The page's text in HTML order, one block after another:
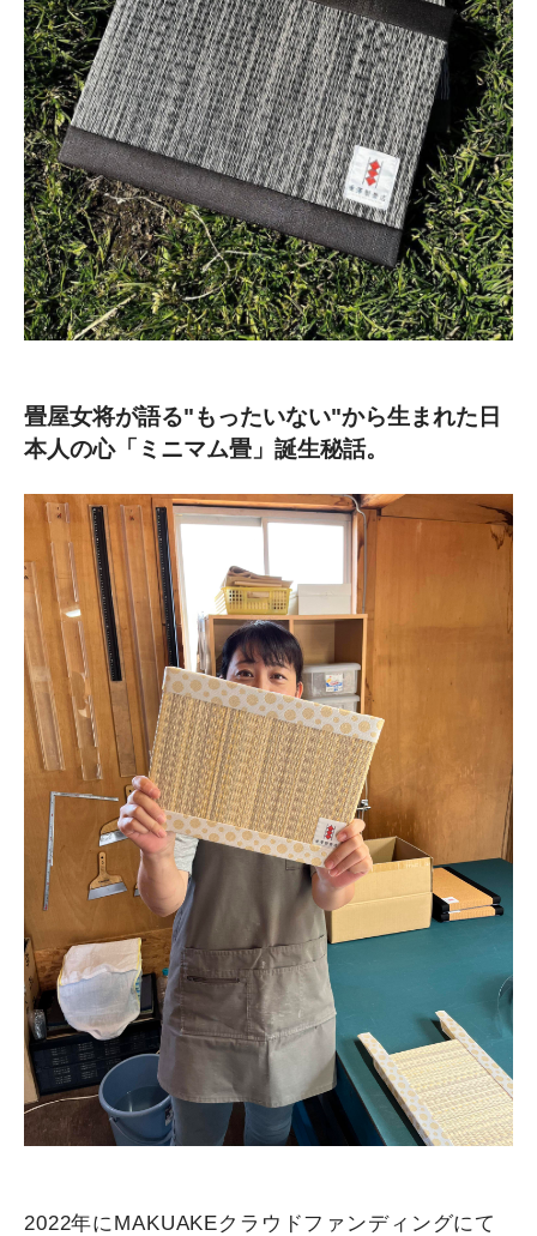
畳屋女将が語る"もったいない"から生まれた日
本人の心「ミニマム畳」誕生秘話。
2022年にMAKUAKEクラウドファンディングにて